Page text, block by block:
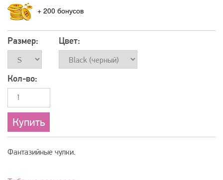
+ 200
Размер: Цвет:
Кол-во:
Фантазийные чулки.